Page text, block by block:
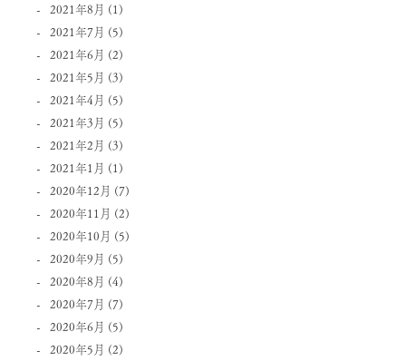
2021年8月 (1)
2021年7月 (5)
2021年6月 (2)
2021年5月 (3)
2021年4月 (5)
2021年3月 (5)
2021年2月 (3)
2021年1月 (1)
2020年12月 (7)
2020年11月 (2)
2020年10月 (5)
2020年9月 (5)
2020年8月 (4)
2020年7月 (7)
2020年6月 (5)
2020年5月 (2)